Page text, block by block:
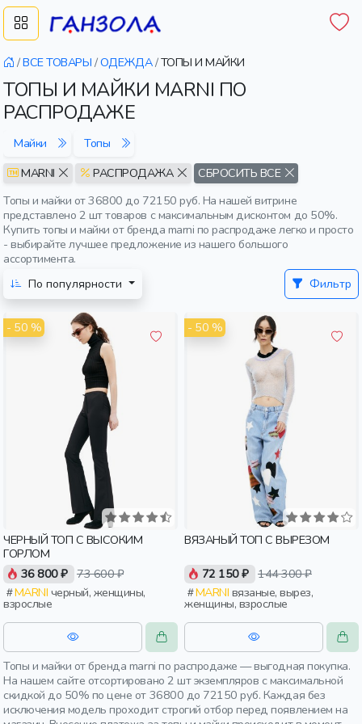
/ВСЕ ТОВАРЫ /ОДЕЖДА/ТОПЫ И МАЙКИ
ТОПЫ И МАЙКИ MARNI ПО
РАСПРОДАЖЕ
Майки
Топы
MARNI
РАСПРОДАЖА
СБРОСИТЬ ВСЕ
Топы и майки от 36800 до 72150 руб. На нашей витрине
представлено 2 шт товаров с максимальным дисконтом до 50%.
Купить топы и майки от бренда marni по распродаже легко и просто
- выбирайте лучшее предложение из нашего большого
ассортимента.
По популярности
Фильтр
- 50 %
ЧЕРНЫЙ ТОП С ВЫСОКИМ
ГОРЛОМ
36 800 ₽ 73 600 ₽
MARNI
взрослые
- 50 %
ВЯЗАНЫЙ ТОП С ВЫРЕЗОМ
72 150 ₽ 144 300 ₽
MARNI
женщины, взрослые
Топы и майки от бренда marni по распродаже — выгодная покупка.
На нашем сайте отсортировано 2 шт экземпляров с максимальной
скидкой до 50% по цене от 36800 до 72150 руб. Каждая без
исключения модель проходит строгий отбор перед появлением на